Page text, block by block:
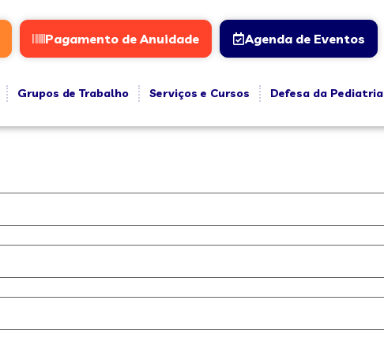
Pagamento de Anuidade Agenda de Eventos
Grupos de Trabalho Serviços e Cursos
Defesa da Pediatria